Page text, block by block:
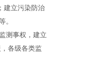
建立污染防治
。
测事权，建立
各级各类监